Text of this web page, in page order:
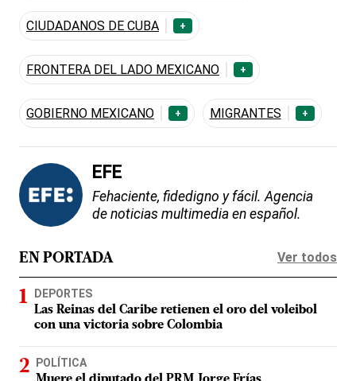
CIUDADANOS DE CUBA +
FRONTERA DEL LADO MEXICANO +
GOBIERNO MEXICANO + MIGRANTES +
EFE
Fehaciente, fidedigno y fácil. Agencia
de noticias multimedia en español.
EN PORTADA Ver todos
DEPORTES
Las Reinas del Caribe retienen el oro del voleibol
con una victoria sobre Colombia
POLÍTICA